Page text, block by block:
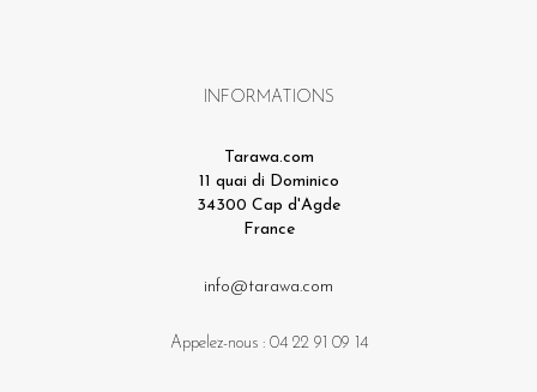
INFORMATIONS
Tarawa.com
11 quai di Dominico
34300 Cap d'Agde
France
info@tarawa.com
Appelez-nous : 04 22 91 09 14